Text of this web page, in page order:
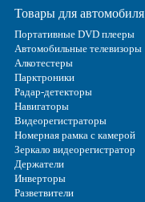
Товары для автомобиля
Портативные DVD плееры
Автомобильные телевизоры
Алкотестеры
Парктроники
Радар-детекторы
Навигаторы
Видеорегистраторы
Номерная рамка с камерой
Зеркало видеорегистратор
Держатели
Инверторы
Разветвители